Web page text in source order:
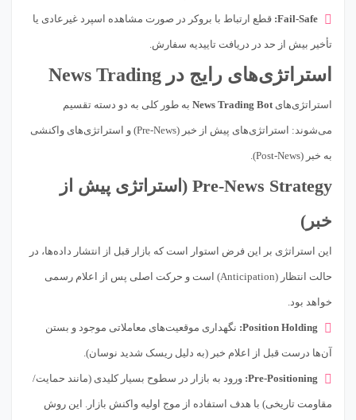
Fail-Safe: قطع ارتباط با بروکر در صورت مشاهده اسپرد غیرعادی یا
تأخیر بیش از حد در دریافت تاییدیه سفارش.
استراتژی‌های رایج در News Trading
استراتژی‌هایNews Trading Bot به طور کلی به دو دسته تقسیم
می‌شوند: استراتژی‌های پیش از خبر (Pre-News) و استراتژی‌های واکنشی
به خبر (Post-News).
Pre-News Strategy (استراتژی پیش از
خبر)
این استراتژی بر این فرض استوار است که بازار قبل از انتشار داده‌ها، در
حالت انتظار (Anticipation) است و حرکت اصلی پس از اعلام رسمی
خواهد بود.
Position Holding: نگهداری موقعیت‌های معاملاتی موجود و بستن
آن‌ها درست قبل از اعلام خبر (به دلیل ریسک شدید نوسان).
Pre-Positioning: ورود به بازار در سطوح بسیار کلیدی (مانند حمایت/
مقاومت تاریخی) با هدف استفاده از موج اولیه واکنش بازار. این روش